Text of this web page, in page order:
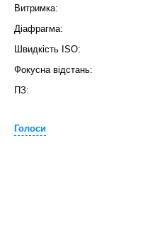
Витримка:
Діафрагма:
Швидкість ISO:
Фокусна відстань:
ПЗ:
Голоси